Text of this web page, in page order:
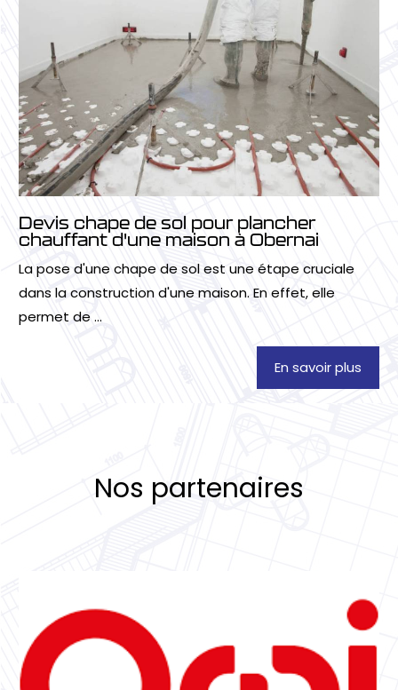
Devis chape de sol pour plancher
chauffant d'une maison à Obernai
La pose d'une chape de sol est une étape cruciale
dans la construction d'une maison. En effet, elle
permet de ...
En savoir plus
Nos partenaires